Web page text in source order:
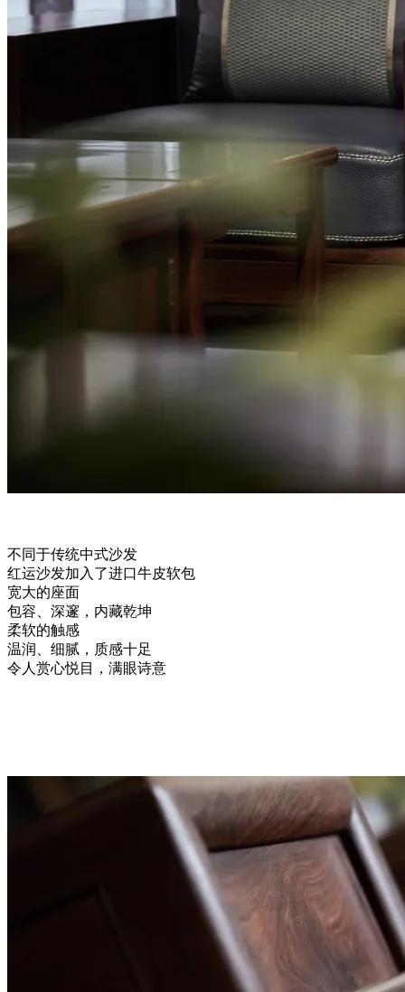
不同于传统中式沙发
红运沙发加入了进口牛皮软包
宽大的座面
包容、深邃，内藏乾坤
柔软的触感
温润、细腻，质感十足
令人赏心悦目，满眼诗意